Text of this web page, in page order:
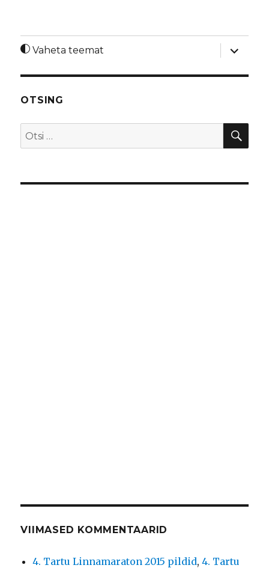
Vaheta teemat
laienda
OTSING
Otsi:
VIIMASED KOMMENTAARID
4. Tartu Linnamaraton 2015 pildid,4. Tartu